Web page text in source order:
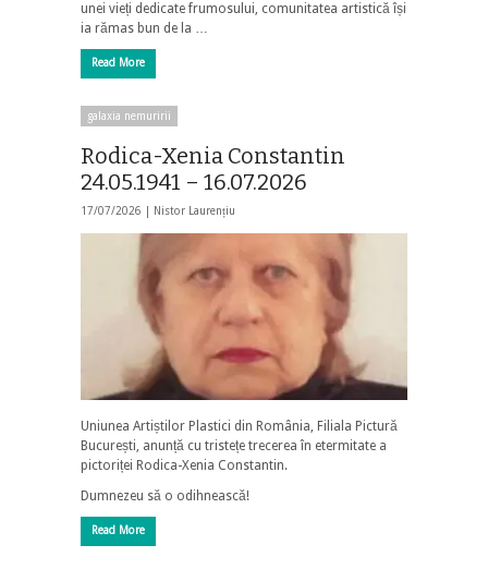
unei vieți dedicate frumosului, comunitatea artistică își
ia rămas bun de la …
Read More
galaxia nemuririi
Rodica-Xenia Constantin
24.05.1941 – 16.07.2026
17/07/2026 | Nistor Laurențiu
Uniunea Artiștilor Plastici din România, Filiala Pictură
București, anunță cu tristețe trecerea în etermitate a
pictoriței Rodica-Xenia Constantin.
Dumnezeu să o odihnească!
Read More